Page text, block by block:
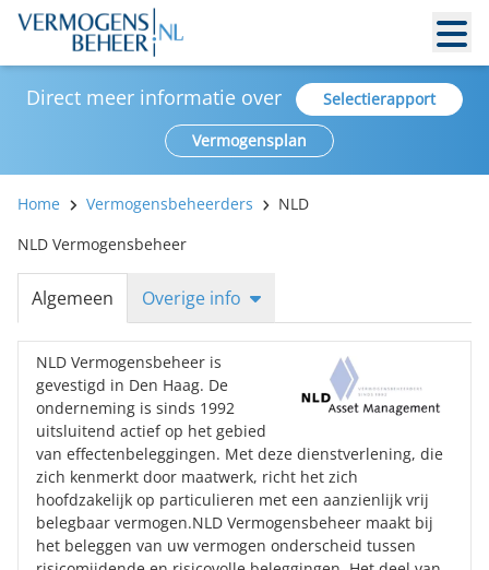
Direct meer informatie over
Selectierapport
Vermogensplan
Home Vermogensbeheerders
NLD
NLD Vermogensbeheer
Algemeen Overige info
NLD Vermogensbeheer is
gevestigd in Den Haag. De
onderneming is sinds 1992
uitsluitend actief op het gebied
van effectenbeleggingen. Met deze dienstverlening, die
zich kenmerkt door maatwerk, richt het zich
hoofdzakelijk op particulieren met een aanzienlijk vrij
belegbaar vermogen.NLD Vermogensbeheer maakt bij
het beleggen van uw vermogen onderscheid tussen